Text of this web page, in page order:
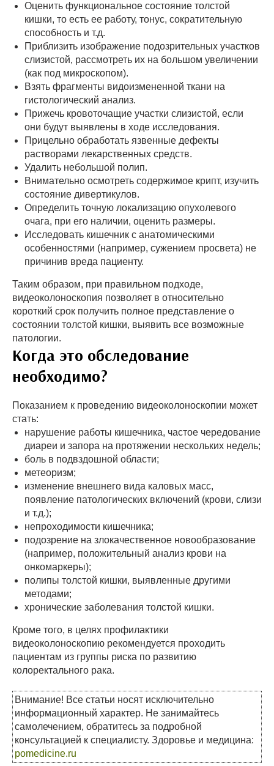
Оценить функциональное состояние толстой
кишки, то есть ее работу, тонус, сократительную
способность и т.д.
Приблизить изображение подозрительных участков
слизистой, рассмотреть их на большом увеличении
(как под микроскопом).
Взять фрагменты видоизмененной ткани на
гистологический анализ.
Прижечь кровоточащие участки слизистой, если
они будут выявлены в ходе исследования.
Прицельно обработать язвенные дефекты
растворами лекарственных средств.
Удалить небольшой полип.
Внимательно осмотреть содержимое крипт, изучить
состояние дивертикулов.
Определить точную локализацию опухолевого
очага, при его наличии, оценить размеры.
Исследовать кишечник с анатомическими
особенностями (например, сужением просвета) не
причинив вреда пациенту.
Таким образом, при правильном подходе,
видеоколоноскопия позволяет в относительно
короткий срок получить полное представление о
состоянии толстой кишки, выявить все возможные
патологии.
Когда это обследование
необходимо?
Показанием к проведению видеоколоноскопии может
стать:
нарушение работы кишечника, частое чередование
диареи и запора на протяжении нескольких недель;
боль в подвздошной области;
метеоризм;
изменение внешнего вида каловых масс,
появление патологических включений (крови, слизи
и т.д.);
непроходимости кишечника;
подозрение на злокачественное новообразование
(например, положительный анализ крови на
онкомаркеры);
полипы толстой кишки, выявленные другими
методами;
хронические заболевания толстой кишки.
Кроме того, в целях профилактики
видеоколоноскопию рекомендуется проходить
пациентам из группы риска по развитию
колоректального рака.
Внимание! Все статьи носят исключительно
информационный характер. Не занимайтесь
самолечением, обратитесь за подробной
консультацией к специалисту. Здоровье и медицина:
pomedicine.ru